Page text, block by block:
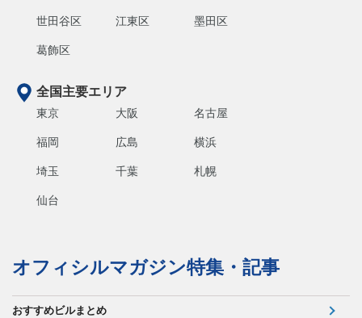
世田谷区 江東区 墨田区
葛飾区
全国主要エリア
東京 大阪 名古屋
福岡 広島 横浜
埼玉 千葉 札幌
仙台
オフィシルマガジン特集・記事
おすすめビルまとめ